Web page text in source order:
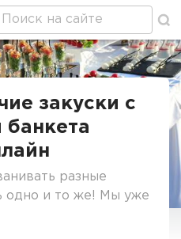
в Рязани
закуски с
банкета
разные
одно и то же! Мы уже